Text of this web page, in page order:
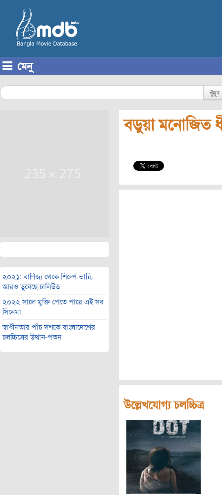
মেনু
খুঁজুন
২০২১: বাণিজ্য থেকে শিল্পে ভারি,
আরও ডুবেছে ঢালিউড
২০২২ সালে মুক্তি পেতে পারে এই সব
সিনেমা
স্বাধীনতার পাঁচ দশকে বাংলাদেশের
চলচ্চিত্রের উত্থান-পতন
বড়ুয়া মনোজিত
উল্লেখযোগ্য চলচ্চিত্র